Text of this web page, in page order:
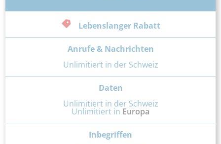
Lebenslanger Rabatt
Anrufe & Nachrichten
Unlimitiert in der Schweiz
Daten
Unlimitiert in der Schweiz
Unlimitiert in Europa
Inbegriffen